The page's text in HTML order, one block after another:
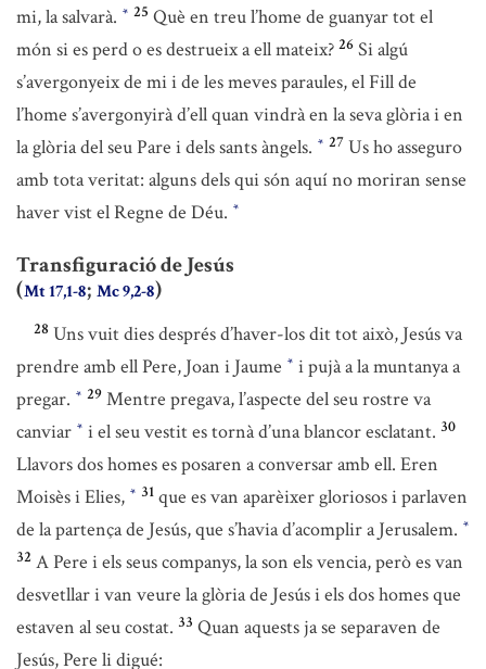
mi, la salvarà. * 25 Què en treu l’home de guanyar tot el
món si es perd o es destrueix a ell mateix? 26 Si algú
s’avergonyeix de mi i de les meves paraules, el Fill de
l’home s’avergonyirà d’ell quan vindrà en la seva glòria i en
la glòria del seu Pare i dels sants àngels. * 27 Us ho asseguro
amb tota veritat: alguns dels qui són aquí no moriran sense
haver vist el Regne de Déu. *
Transfiguració de Jesús
(Mt 17,1-8; Mc 9,2-8)
28 Uns vuit dies després d’haver-los dit tot això, Jesús va
prendre amb ell Pere, Joan i Jaume * i pujà a la muntanya a
pregar. * 29 Mentre pregava, l’aspecte del seu rostre va
canviar * i el seu vestit es tornà d’una blancor esclatant. 30
Llavors dos homes es posaren a conversar amb ell. Eren
Moisès i Elies, * 31 que es van aparèixer gloriosos i parlaven
de la partença de Jesús, que s’havia d’acomplir a Jerusalem. *
32 A Pere i els seus companys, la son els vencia, però es van
desvetllar i van veure la glòria de Jesús i els dos homes que
estaven al seu costat. 33 Quan aquests ja se separaven de
Jesús, Pere li digué: